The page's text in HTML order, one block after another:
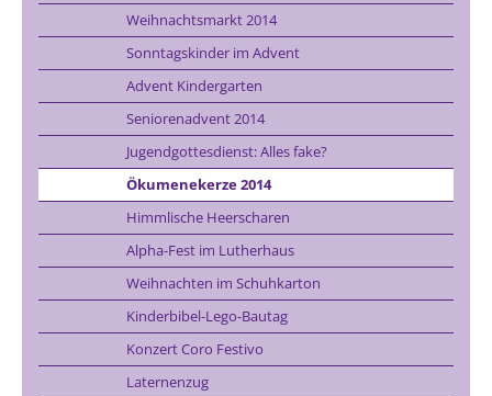
Weihnachtsmarkt 2014
Sonntagskinder im Advent
Advent Kindergarten
Seniorenadvent 2014
Jugendgottesdienst: Alles fake?
Ökumenekerze 2014
Himmlische Heerscharen
Alpha-Fest im Lutherhaus
Weihnachten im Schuhkarton
Kinderbibel-Lego-Bautag
Konzert Coro Festivo
Laternenzug